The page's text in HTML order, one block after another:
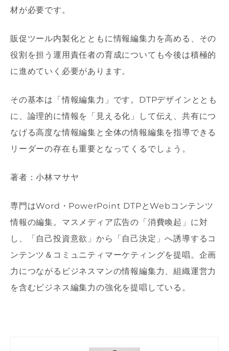
材が必要です。
販促ツール内製化とともに情報編集力を高める、その
役割を担う運用責任者の育成についても今後は積極的
に進めていく必要があります。
その基本は「情報編集力」です。DTPデザインととも
に、論理的に情報を「見える化」して伝え、共有につ
なげる高度な情報編集と全体の情報編集を指導できる
リーダーの存在も重要となってくるでしょう。
著者：小林マサヤ
専門はWord・PowerPoint DTPとWebコンテンツ
情報の編集。マスメディア広告の「消費喚起」に対
し、「自己投資意欲」から「自己決定」へ誘導するコ
ンテンツ＆コミュニティマーケティングを提唱。企画
力につながるビジネスマンの情報編集力、組織運営力
を含むビジネス編集力の強化を提唱している。